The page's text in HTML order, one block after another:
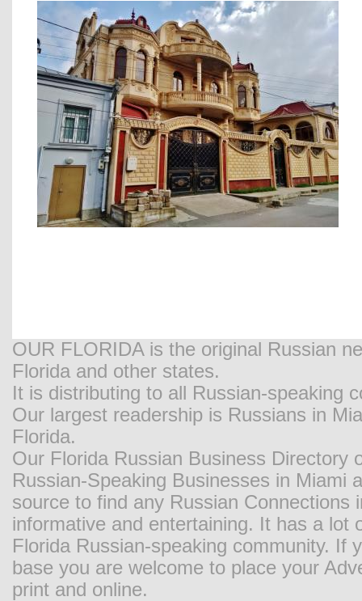
OUR FLORIDA is the original Russian
Florida and other states.
It is distributing to all Russian-speaking
Our largest readership is Russians in
Florida.
Our Florida Russian Business Directory
Russian-Speaking Businesses in Miami
source to find any Russian
informative and entertaining. It has a
Florida Russian-speaking community. If
base you are welcome to place your
print and online.